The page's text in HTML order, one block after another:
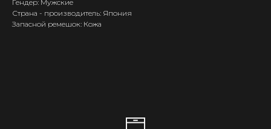
Гендер: Мужские
Страна - производитель: Япония
Запасной ремешок: Кожа